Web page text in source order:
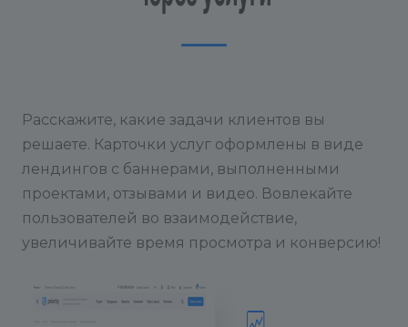
Расскажите, какие задачи клиентов вы
решаете. Карточки услуг оформлены в виде
лендингов с баннерами, выполненными
проектами, отзывами и видео. Вовлекайте
пользователей во взаимодействие,
увеличивайте время просмотра и конверсию!